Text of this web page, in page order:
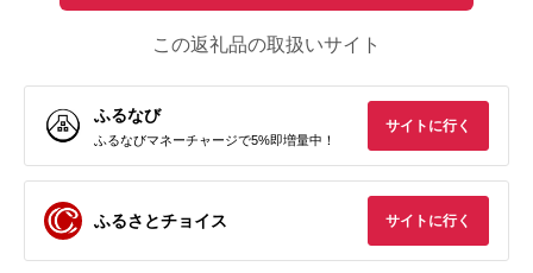
この返礼品の取扱いサイト
ふるなび
ふるなびマネーチャージで5%即増量中！
サイトに行く
ふるさとチョイス サイトに行く